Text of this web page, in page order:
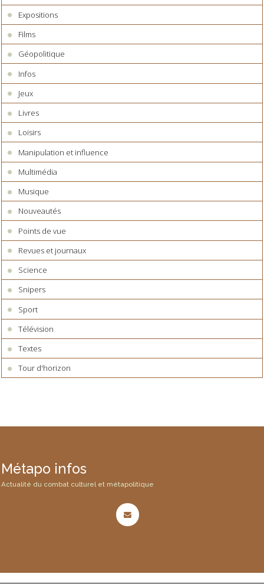
Expositions
Films
Géopolitique
Infos
Jeux
Livres
Loisirs
Manipulation et influence
Multimédia
Musique
Nouveautés
Points de vue
Revues et journaux
Science
Snipers
Sport
Télévision
Textes
Tour d'horizon
Métapo infos
Actualité du combat culturel et métapolitique